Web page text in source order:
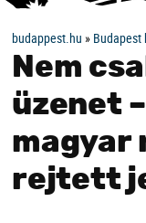
budappest.hu » Budapest
Nem
üzenet
magyar
rejtett